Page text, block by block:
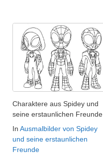
Charaktere aus Spidey und
seine erstaunlichen Freunde
In Ausmalbilder von Spidey
und seine erstaunlichen
Freunde